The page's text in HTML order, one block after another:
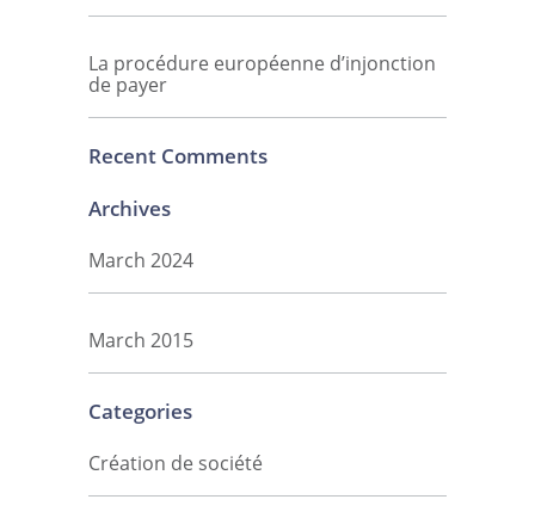
La procédure européenne d’injonction
de payer
Recent Comments
Archives
March 2024
March 2015
Categories
Création de société